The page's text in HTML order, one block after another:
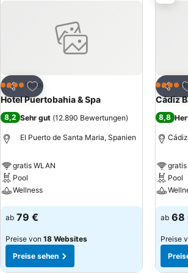
Empfang. Aktivitäten und Entspannung:
Kindermenü. Keine Haustiere erlaubt.
Teilen
Zu Favoriten hinzufügen
4 SterneHotel
Hotel Puertobahia & Spa
8,2 Sehr gut (12.890 Bewertungen)
El Puerto de Santa Maria, Spanien
gratis WLAN
Pool
Wellness
Preise sehen
ab 79 €
Preise von 18 Websites
Preise sehen
Teilen
4 Sterne
Cádiz
8,8
gratis
Pool
Preise
ab 68
Preise